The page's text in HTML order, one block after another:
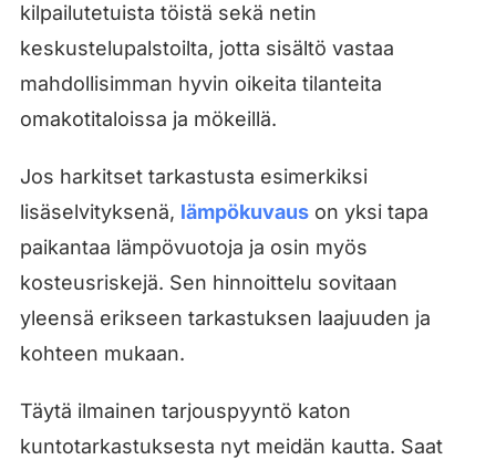
kilpailutetuista töistä sekä netin
keskustelupalstoilta, jotta sisältö vastaa
mahdollisimman hyvin oikeita tilanteita
omakotitaloissa ja mökeillä.
Jos harkitset tarkastusta esimerkiksi
lisäselvityksenä, lämpökuvauson yksi tapa
paikantaa lämpövuotoja ja osin myös
kosteusriskejä. Sen hinnoittelu sovitaan
yleensä erikseen tarkastuksen laajuuden ja
kohteen mukaan.
Täytä ilmainen tarjouspyyntö katon
kuntotarkastuksesta nyt meidän kautta. Saat